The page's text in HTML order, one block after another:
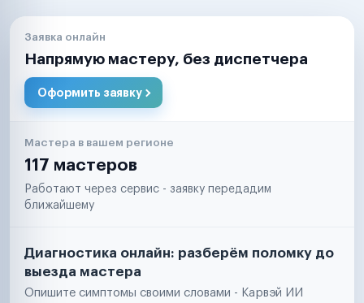
Заявка онлайн
Напрямую мастеру, без диспетчера
Оформить заявку
Мастера в вашем регионе
117 мастеров
Работают через сервис - заявку передадим
ближайшему
Диагностика онлайн: разберём поломку до
выезда мастера
Опишите симптомы своими словами - Карвэй ИИ